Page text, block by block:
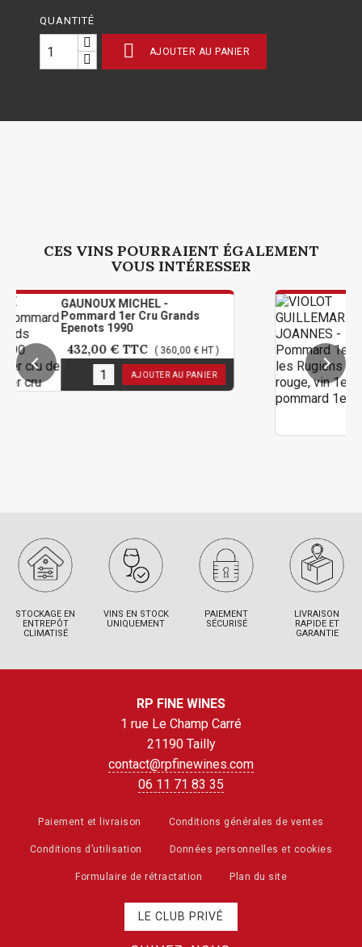
QUANTITÉ
 AJOUTER AU PANIER
CES VINS POURRAIENT ÉGALEMENT
VOUS INTÉRESSER
MICHEL -
1er Cru Grands
1990
€ TTC ( 360,00 € HT )
AJOUTER AU PANIER
VIOLOT
JOANNES
Les
106,80 €
12en
Limité à
STOCKAGE EN
ENTREPÔT
CLIMATISÉ
VINS EN STOCK
UNIQUEMENT
PAIEMENT
SÉCURISÉ
LIVRAISON
RAPIDE ET
GARANTIE
RP FINE WINES
1 rue Le Champ Carré
21190 Tailly
contact@rpfinewines.com
06 11 71 83 35
Paiement et livraison Conditions générales de ventes
Conditions d’utilisation Données personnelles et cookies
Formulaire de rétractation Plan du site
LE CLUB PRIVÉ